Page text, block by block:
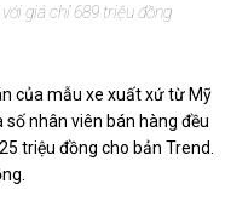
giá chỉ 689 triệu đồng
của mẫu xe xuất xứ từ Mỹ
nhân viên bán hàng đều
triệu đồng cho bản Trend.